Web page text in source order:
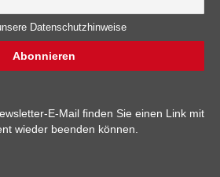
Datenschutzhinweise
E-Mail finden Sie einen Link mit
wieder beenden können.